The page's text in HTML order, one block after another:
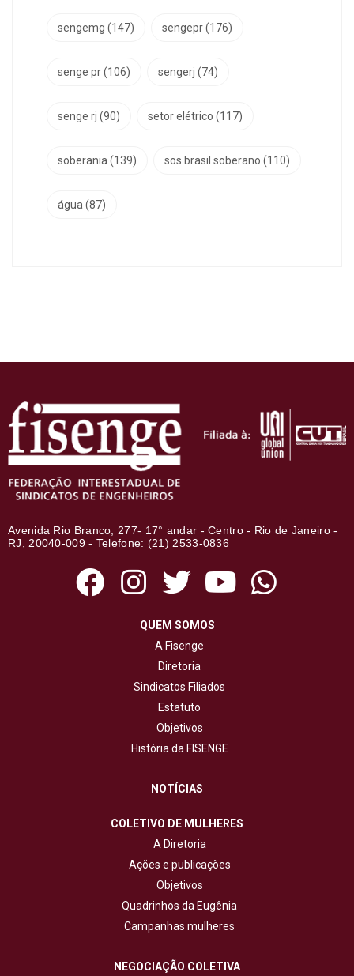
sengemg (147) sengepr(176)
senge pr(106) sengerj (74)
senge rj (90) setor elétrico (117)
soberania (139) sos brasil soberano (110)
água (87)
Avenida Rio Branco, 277- 17° andar - Centro - Rio de Janeiro -
RJ, 20040-009 - Telefone: (21) 2533-0836
QUEM SOMOS
A Fisenge
Diretoria
Sindicatos Filiados
Estatuto
Objetivos
História da FISENGE
NOTÍCIAS
COLETIVO DE MULHERES
A Diretoria
Ações e publicações
Objetivos
Quadrinhos da Eugênia
Campanhas mulheres
NEGOCIAÇÃO COLETIVA